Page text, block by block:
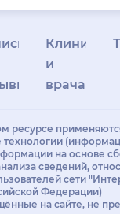
Клиникам
и
врачам
ресурсе
на основе
сведений,
сети
Федерации)
на сайте, не